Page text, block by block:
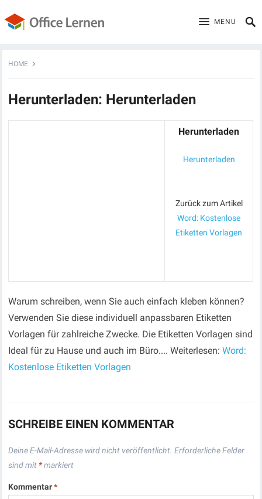
MENU
HOME
Herunterladen: Herunterladen
Herunterladen
Herunterladen
Zurück zum Artikel
Word: Kostenlose
Etiketten Vorlagen
Warum schreiben, wenn Sie auch einfach kleben können?
Verwenden Sie diese individuell anpassbaren Etiketten
Vorlagen für zahlreiche Zwecke. Die Etiketten Vorlagen sind
Ideal für zu Hause und auch im Büro.... Weiterlesen:Word:
Kostenlose Etiketten Vorlagen
SCHREIBE EINEN KOMMENTAR
Deine E-Mail-Adresse wird nicht veröffentlicht. Erforderliche Felder
sind mit *markiert
Kommentar*